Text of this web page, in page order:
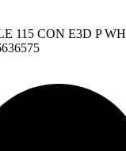
115 CON E3D P WH